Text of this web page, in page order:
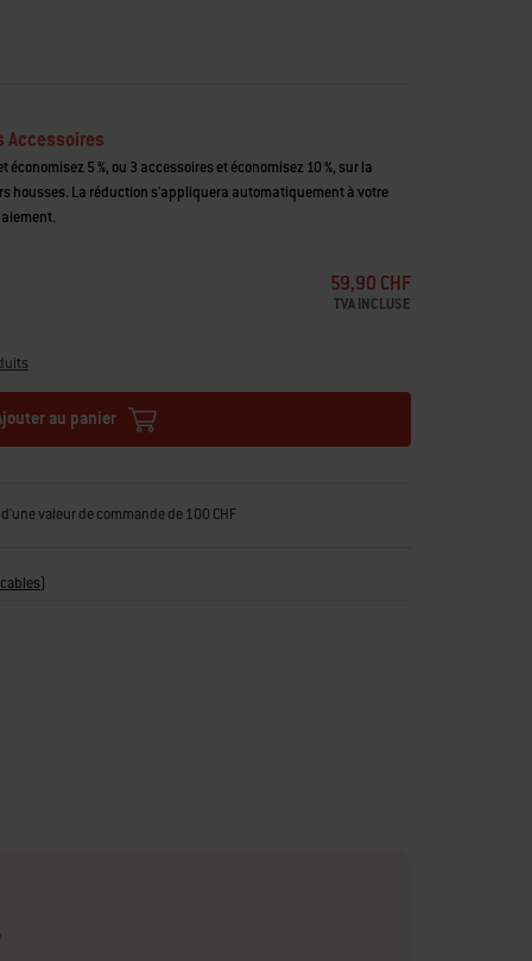
Accessoires
économisez 5 %, ou 3 accessoires et économisez 10 %, sur la
housses. La réduction s'appliquera automatiquement à votre
59,90 CHF
TVA INCLUSE
au panier
valeur de commande de 100 CHF
)